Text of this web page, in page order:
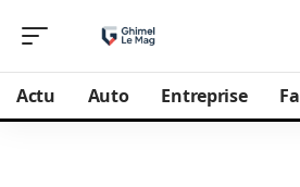
Actu Auto Entreprise